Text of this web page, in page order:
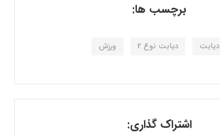
برچسب ها:
دیابت دیابت نوع 2 ورزش
اشتراک گذاری: